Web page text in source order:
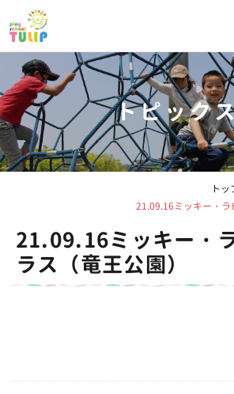
トピック
トッ
21.09.16ミッキー・ラ
21.09.16ミッキー・
ラス（竜王公園）